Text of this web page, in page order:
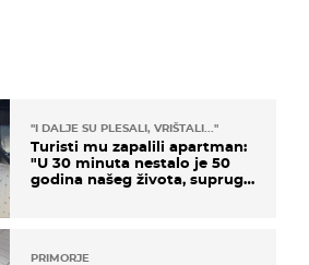
"I DALJE SU PLESALI, VRIŠTALI..."
Turisti mu zapalili apartman:
"U 30 minuta nestalo je 50
godina našeg života, supruga
PRIMORJE